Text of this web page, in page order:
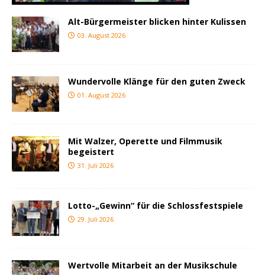
Alt-Bürgermeister blicken hinter Kulissen
03. August 2026
Wundervolle Klänge für den guten Zweck
01. August 2026
Mit Walzer, Operette und Filmmusik
begeistert
31. Juli 2026
Lotto-„Gewinn“ für die Schlossfestspiele
29. Juli 2026
Wertvolle Mitarbeit an der Musikschule